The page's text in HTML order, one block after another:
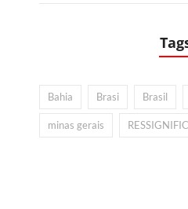
Bahia Brasi Brasil
minas gerais